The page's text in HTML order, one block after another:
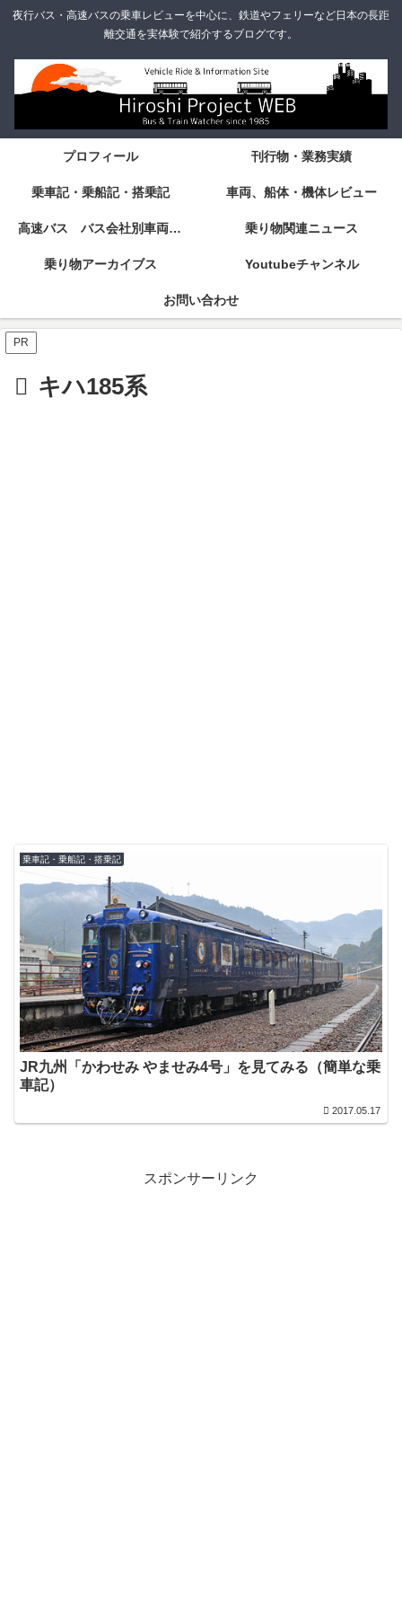
夜行バス・高速バスの乗車レビューを中心に、鉄道やフェリーなど日本の長距
離交通を実体験で紹介するブログです。
プロフィール 刊行物・業務実績
乗車記・乗船記・搭乗記 車両、船体・機体レビュー
高速バス バス会社別車両・設備・シート紹介 乗り物関連ニュース
乗り物アーカイブス Youtubeチャンネル
お問い合わせ
PR
キハ185系
乗車記・乗船記・搭乗記
JR九州「かわせみ やませみ4号」を見てみる（簡単な乗
車記）
2017.05.17
スポンサーリンク